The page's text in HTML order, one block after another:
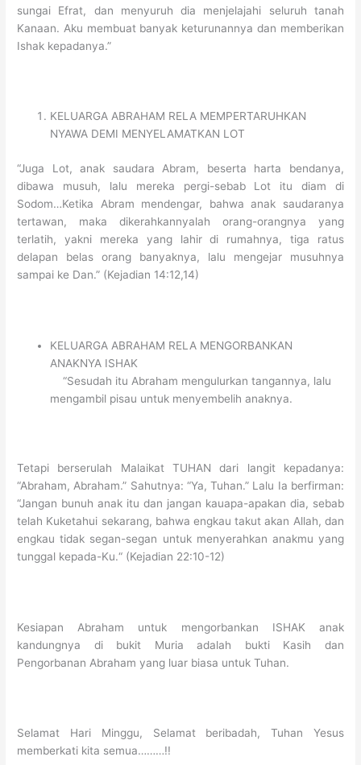
sungai Efrat, dan menyuruh dia menjelajahi seluruh tanah
Kanaan. Aku membuat banyak keturunannya dan memberikan
Ishak kepadanya.”
KELUARGA ABRAHAM RELA MEMPERTARUHKAN
NYAWA DEMI MENYELAMATKAN LOT
“Juga Lot, anak saudara Abram, beserta harta bendanya,
dibawa musuh, lalu mereka pergi-sebab Lot itu diam di
Sodom…Ketika Abram mendengar, bahwa anak saudaranya
tertawan, maka dikerahkannyalah orang-orangnya yang
terlatih, yakni mereka yang lahir di rumahnya, tiga ratus
delapan belas orang banyaknya, lalu mengejar musuhnya
sampai ke Dan.” (Kejadian 14:12,14)
KELUARGA ABRAHAM RELA MENGORBANKAN
ANAKNYA ISHAK
“Sesudah itu Abraham mengulurkan tangannya, lalu
mengambil pisau untuk menyembelih anaknya.
Tetapi berserulah Malaikat TUHAN dari langit kepadanya:
“Abraham, Abraham.” Sahutnya: “Ya, Tuhan.” Lalu Ia berfirman:
“Jangan bunuh anak itu dan jangan kauapa-apakan dia, sebab
telah Kuketahui sekarang, bahwa engkau takut akan Allah, dan
engkau tidak segan-segan untuk menyerahkan anakmu yang
tunggal kepada-Ku.“ (Kejadian 22:10-12)
Kesiapan Abraham untuk mengorbankan ISHAK anak
kandungnya di bukit Muria adalah bukti Kasih dan
Pengorbanan Abraham yang luar biasa untuk Tuhan.
Selamat Hari Minggu, Selamat beribadah, Tuhan Yesus
memberkati kita semua………!!